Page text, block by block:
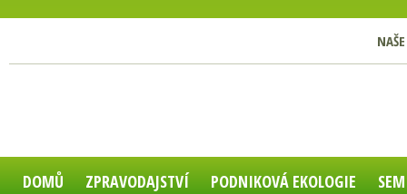
DOMŮ ZPRAVODAJSTVÍ PODNIKOVÁ EKOLOGIE